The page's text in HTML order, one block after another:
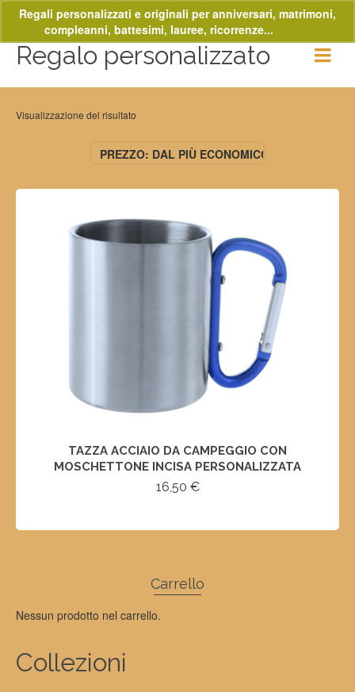
Regalo personalizzato
Visualizzazione del risultato
PREZZO: DAL PIÙ ECONOMICO
TAZZA ACCIAIO DA CAMPEGGIO CON
MOSCHETTONE INCISA PERSONALIZZATA
16,50 €
più
Carrello
Nessun prodotto nel carrello.
Collezioni
Regali personalizzati e originali per anniversari, matrimoni,
compleanni, battesimi, lauree, ricorrenze...